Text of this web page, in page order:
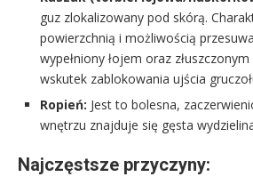
guz zlokalizowany pod skórą.
powierzchnią i możliwością
wypełniony łojem oraz
wskutek zablokowania ujścia
Ropień: Jest to bolesna,
wnętrzu znajduje się gęsta
Najczęstsze przyczyny: